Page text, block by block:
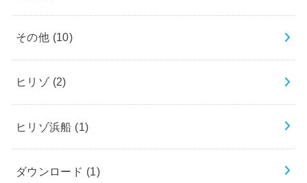
その他 (10)
ヒリゾ (2)
ヒリゾ浜船 (1)
ダウンロード (1)